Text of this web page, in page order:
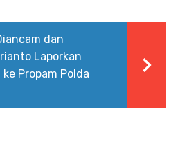
dan
Laporkan
Propam Polda